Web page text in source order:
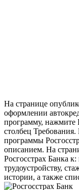
На странице
оформлении
программу, нажмите
столбец
программы
описанием. На
Росгосстрах Банка к:
трудоустройству,
истории, а также